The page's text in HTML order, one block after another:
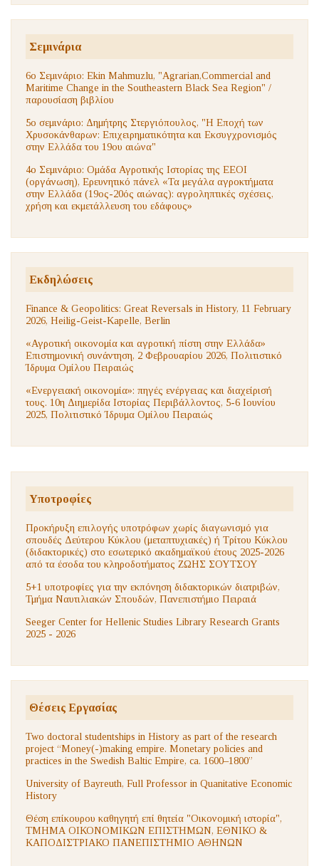
Σεμινάρια
6ο Σεμινάριο: Ekin Mahmuzlu, "Agrarian,Commercial and
Maritime Change in the Southeastern Black Sea Region" /
παρουσίαση βιβλίου
5ο σεμινάριο: Δημήτρης Στεργιόπουλος, "Η Εποχή των
Χρυσοκάνθαρων: Επιχειρηματικότητα και Εκσυγχρονισμός
στην Ελλάδα του 19ου αιώνα"
4ο Σεμινάριο: Ομάδα Αγροτικής Ιστορίας της ΕΕΟΙ
(οργάνωση), Ερευνητικό πάνελ «Τα μεγάλα αγροκτήματα
στην Ελλάδα (19ος-20ός αιώνας): αγροληπτικές σχέσεις,
χρήση και εκμετάλλευση του εδάφους»
Εκδηλώσεις
Finance & Geopolitics: Great Reversals in History, 11 February
2026, Heilig-Geist-Kapelle, Berlin
«Αγροτική οικονομία και αγροτική πίστη στην Ελλάδα»
Επιστημονική συνάντηση, 2 Φεβρουαρίου 2026, Πολιτιστικό
Ίδρυμα Ομίλου Πειραιώς
«Ενεργειακή οικονομία»: πηγές ενέργειας και διαχείρισή
τους. 10η Διημερίδα Ιστορίας Περιβάλλοντος, 5-6 Ιουνίου
2025, Πολιτιστικό Ίδρυμα Ομίλου Πειραιώς
Υποτροφίες
Προκήρυξη επιλογής υποτρόφων χωρίς διαγωνισμό για
σπουδές Δεύτερου Κύκλου (μεταπτυχιακές) ή Τρίτου Κύκλου
(διδακτορικές) στο εσωτερικό ακαδημαϊκού έτους 2025-2026
από τα έσοδα του κληροδοτήματος ΖΩΗΣ ΣΟΥΤΣΟΥ
5+1 υποτροφίες για την εκπόνηση διδακτορικών διατριβών,
Τμήμα Ναυτιλιακών Σπουδών, Πανεπιστήμιο Πειραιά
Seeger Center for Hellenic Studies Library Research Grants
2025 - 2026
Θέσεις Εργασίας
Two doctoral studentships in History as part of the research
project “Money(-)making empire. Monetary policies and
practices in the Swedish Baltic Empire, ca. 1600–1800”
University of Bayreuth, Full Professor in Quanitative Economic
History
Θέση επίκουρου καθηγητή επί θητεία "Οικονομική ιστορία",
ΤΜΗΜΑ ΟΙΚΟΝΟΜΙΚΩΝ ΕΠΙΣΤΗΜΩΝ, ΕΘΝΙΚΟ &
ΚΑΠΟΔΙΣΤΡΙΑΚΟ ΠΑΝΕΠΙΣΤΗΜΙΟ ΑΘΗΝΩΝ